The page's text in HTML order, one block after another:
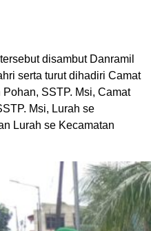
disambut Danramil
serta turut dihadiri Camat
SSTP. Msi, Camat
Msi, Lurah se
Lurah se Kecamatan